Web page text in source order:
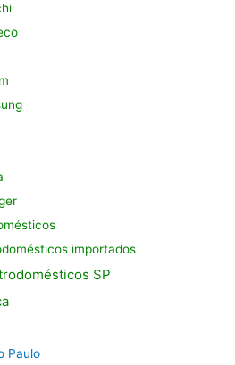
importados
SP
Paulo